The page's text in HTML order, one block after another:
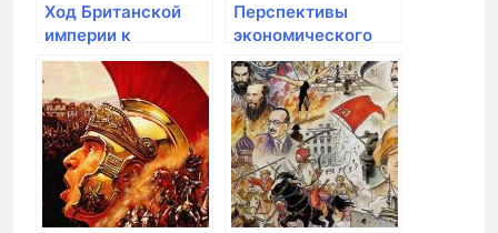
Ход Британской
империи к
деколонизации
Перспективы
экономического
развития в
современной эпохе